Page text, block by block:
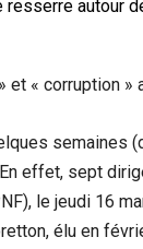
et « corruption
semaines
effet, sept
le jeudi 16
élu en